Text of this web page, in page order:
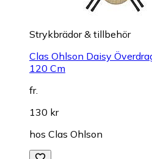
Strykbrädor & tillbehör
Clas Ohlson Daisy
120 Cm
fr.
130 kr
hos Clas Ohlson